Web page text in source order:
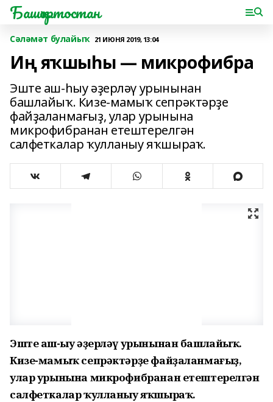
Башҡортостан
Сәләмәт булайыҡ 21 ИЮНЯ 2019, 13:04
Иң яҡшыһы — микрофибра
Эште аш-һыу әҙерләү урынынан
башлайыҡ. Кизе-мамыҡ сепрәктәрҙе
файҙаланмағыҙ, улар урынына
микрофибранан етештерелгән
салфеткалар ҡулланыу яҡшыраҡ.
Эште аш-һыу әҙерләү урынынан башлайыҡ.
Кизе-мамыҡ сепрәктәрҙе файҙаланмағыҙ,
улар урынына микрофибранан етештерелгән
салфеткалар ҡулланыу яҡшыраҡ.